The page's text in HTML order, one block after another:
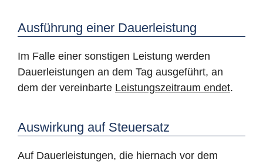
Ausführung einer Dauerleistung
Im Falle einer sonstigen Leistung werden
Dauerleistungen an dem Tag ausgeführt, an
dem der vereinbarte Leistungszeitraum endet.
Auswirkung auf Steuersatz
Auf Dauerleistungen, die hiernach vor dem